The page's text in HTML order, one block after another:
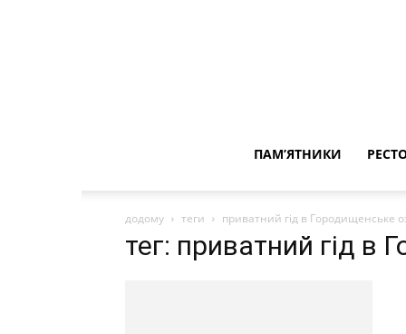
ПАМ’ЯТНИКИ
додому теги приватний гід в Городищенське
тег: приватний гід в